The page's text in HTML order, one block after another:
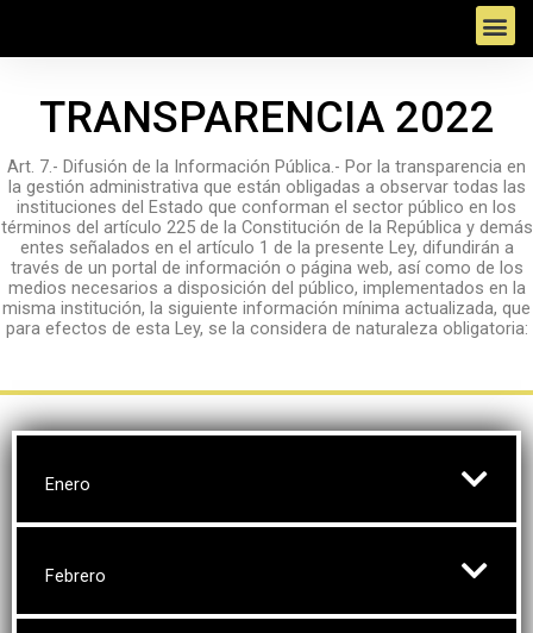
M
u
TRANSPARENCIA 2022
Art. 7.- Difusión de la Información Pública.- Por la transparencia en
la gestión administrativa que están obligadas a observar todas las
instituciones del Estado que conforman el sector público en los
términos del artículo 225 de la Constitución de la República y demás
entes señalados en el artículo 1 de la presente Ley, difundirán a
través de un portal de información o página web, así como de los
medios necesarios a disposición del público, implementados en la
misma institución, la siguiente información mínima actualizada, que
para efectos de esta Ley, se la considera de naturaleza obligatoria:
Enero
Febrero